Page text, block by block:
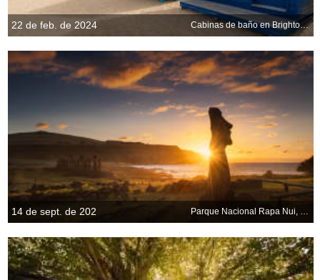
22 de feb. de 2024 Cabinas de baño en Brighton Beach, Melbourne, Victoria, Australia
14 de sept. de 202 Parque Nacional Rapa Nui, Isla de Pascua, Chile